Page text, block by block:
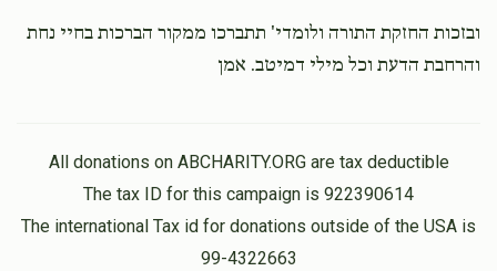
ובזכות החזקת התורה ולומדי' תתברכו ממקור הברכות בחיי נחת
והרחבת הדעת וכל מילי דמיטב. אמן
All donations on ABCHARITY.ORG are tax deductible
The tax ID for this campaign is 922390614
The international Tax id for donations outside of the USA is
99-4322663